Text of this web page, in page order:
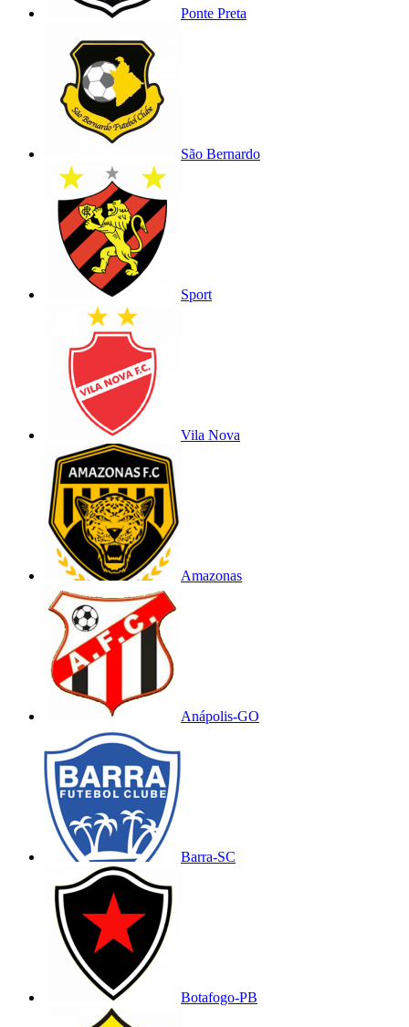
Ponte Preta
São Bernardo
Sport
Vila Nova
Amazonas
Anápolis-GO
Barra-SC
Botafogo-PB